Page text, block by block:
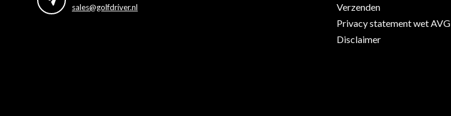
sales@golfdriver.nl
Verzenden
Privacy statement wet AVG
Disclaimer